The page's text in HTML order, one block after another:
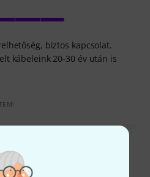
biztos kapcsolat.
kábeleink 20-30 év után is
olvasása